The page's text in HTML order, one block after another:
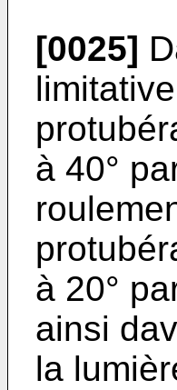
[0025]
à 40°
à 20°
ainsi
la